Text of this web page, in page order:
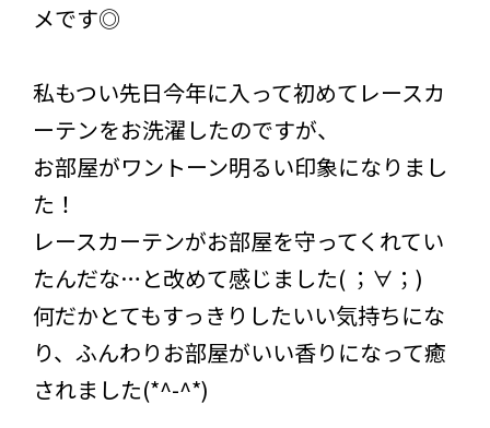
メです◎
私もつい先日今年に入って初めてレースカ
ーテンをお洗濯したのですが、
お部屋がワントーン明るい印象になりまし
た！
レースカーテンがお部屋を守ってくれてい
たんだな…と改めて感じました( ；∀；)
何だかとてもすっきりしたいい気持ちにな
り、ふんわりお部屋がいい香りになって癒
されました(*^-^*)